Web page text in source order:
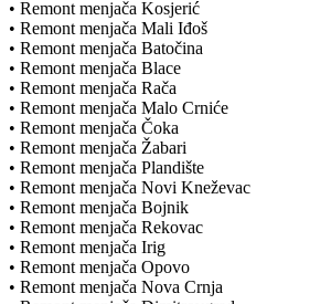
• Remont menjača Kosjerić
• Remont menjača Mali Iđoš
• Remont menjača Batočina
• Remont menjača Blace
• Remont menjača Rača
• Remont menjača Malo Crniće
• Remont menjača Čoka
• Remont menjača Žabari
• Remont menjača Plandište
• Remont menjača Novi Kneževac
• Remont menjača Bojnik
• Remont menjača Rekovac
• Remont menjača Irig
• Remont menjača Opovo
• Remont menjača Nova Crnja